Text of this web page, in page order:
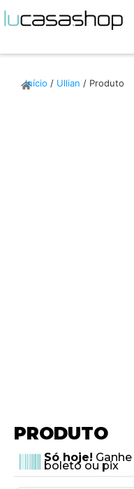
Início / Ullian / Produto
PRODUTO
Só hoje! Ganhe
boleto ou pix